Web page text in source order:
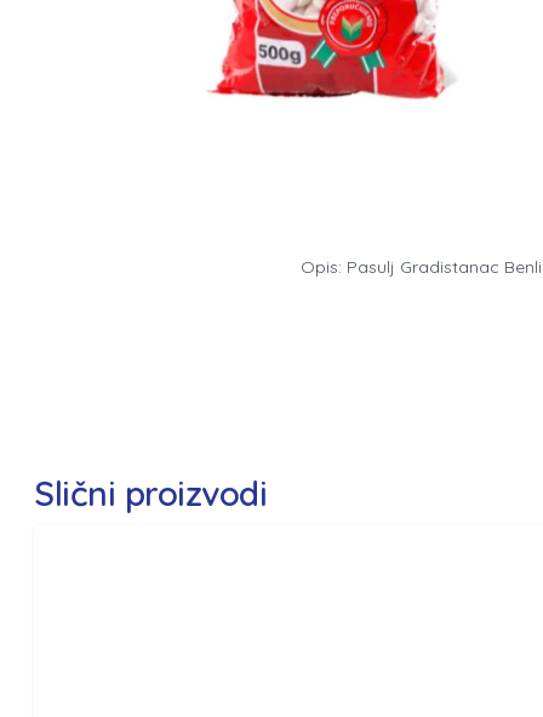
Opis: Pasulj Gradistanac
Slični proizvodi